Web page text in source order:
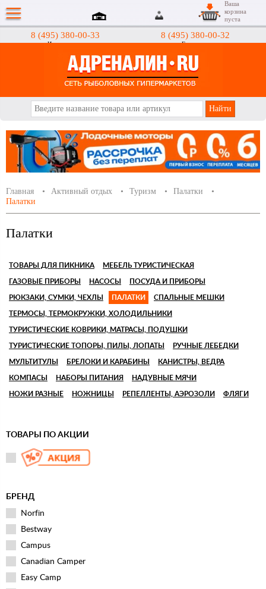
8 (495) 380-00-33
Интернет-магазин
8 (495) 380-00-32
Гипермаркеты
Ваша
корзина
пуста
Главная Активный отдых Туризм
Палатки
Палатки
Палатки
ТОВАРЫ ДЛЯ ПИКНИКА МЕБЕЛЬ ТУРИСТИЧЕСКАЯ
ГАЗОВЫЕ ПРИБОРЫ НАСОСЫ ПОСУДА И ПРИБОРЫ
РЮКЗАКИ, СУМКИ, ЧЕХЛЫ ПАЛАТКИ СПАЛЬНЫЕ МЕШКИ
ТЕРМОСЫ, ТЕРМОКРУЖКИ, ХОЛОДИЛЬНИКИ
ТУРИСТИЧЕСКИЕ КОВРИКИ, МАТРАСЫ, ПОДУШКИ
ТУРИСТИЧЕСКИЕ ТОПОРЫ, ПИЛЫ, ЛОПАТЫ РУЧНЫЕ ЛЕБЕДКИ
МУЛЬТИТУЛЫ БРЕЛОКИ И КАРАБИНЫ КАНИСТРЫ, ВЕДРА
КОМПАСЫ НАБОРЫ ПИТАНИЯ НАДУВНЫЕ МЯЧИ
НОЖИ РАЗНЫЕ НОЖНИЦЫ РЕПЕЛЛЕНТЫ, АЭРОЗОЛИ ФЛЯГИ
ТОВАРЫ ПО АКЦИИ
БРЕНД
Norfin
Bestway
Campus
Canadian Camper
Easy Camp